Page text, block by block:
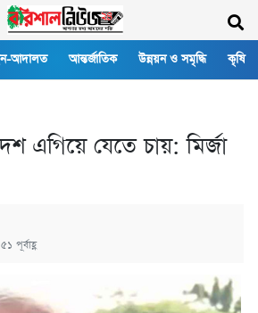
আদালত আন্তর্জাতিক উন্নয়ন ও সমৃদ্ধি কৃষি
এগিয়ে যেতে চায়: মির্জা
পূর্বাহ্ণ